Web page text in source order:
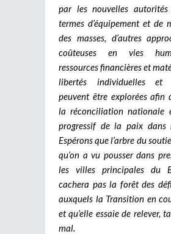
par les nouvelles
termes d’équipement et de
des masses, d’autres
coûteuses en vies
ressources financières et
libertés individuelles et
peuvent être explorées afin
la réconciliation nationale
progressif de la paix dans
Espérons que l’arbre du
qu’on a vu pousser dans
les villes principales du
cachera pas la forêt des
auxquels la Transition en
et qu’elle essaie de relever,
mal.